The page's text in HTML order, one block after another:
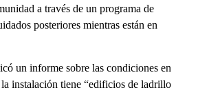
a través de un programa de
posteriores mientras están en
un informe sobre las condiciones en
instalación tiene “edificios de ladrillo